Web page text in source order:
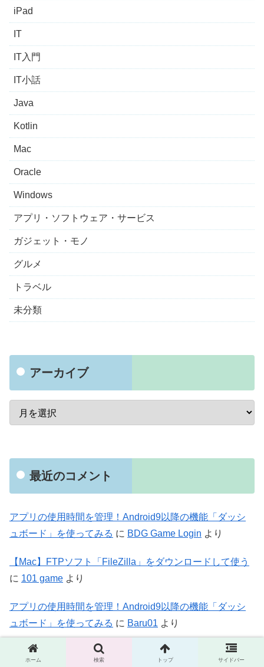
iPad
IT
IT入門
IT小話
Java
Kotlin
Mac
Oracle
Windows
アプリ・ソフトウェア・サービス
ガジェット・モノ
グルメ
トラベル
未分類
アーカイブ
最近のコメント
アプリの使用時間を管理！Android9以降の機能「ダッシ
ュボード」を使ってみる に BDG Game Login より
【Mac】FTPソフト「FileZilla」をダウンロードして使う
に 101 game より
アプリの使用時間を管理！Android9以降の機能「ダッシ
ュボード」を使ってみる に Baru01 より
【Mac】アップデートに失敗？！Mojaveのセキュリティ
ホーム 検索 トップ サイドバー